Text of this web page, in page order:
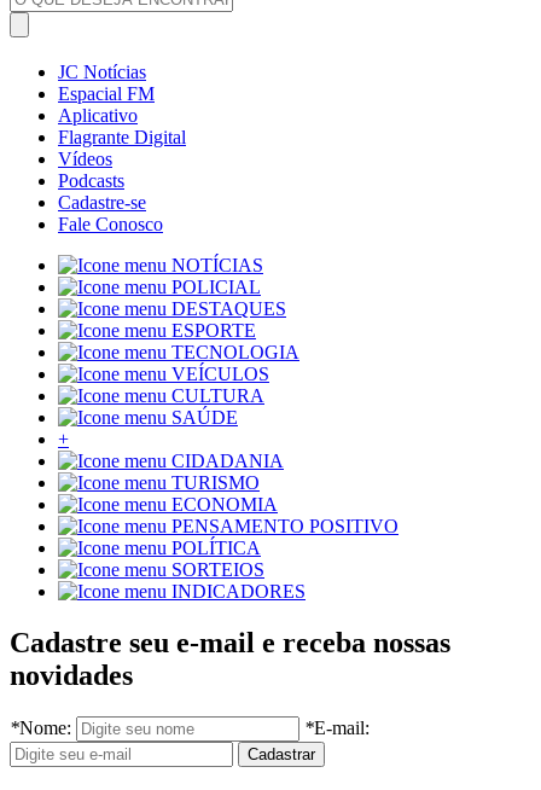
JC Notícias
Espacial FM
Aplicativo
Flagrante Digital
Vídeos
Podcasts
Cadastre-se
Fale Conosco
NOTÍCIAS
POLICIAL
DESTAQUES
ESPORTE
TECNOLOGIA
VEÍCULOS
CULTURA
SAÚDE
+
CIDADANIA
TURISMO
ECONOMIA
PENSAMENTO POSITIVO
POLÍTICA
SORTEIOS
INDICADORES
Cadastre seu e-mail e receba nossas
novidades
*Nome: *E-mail: